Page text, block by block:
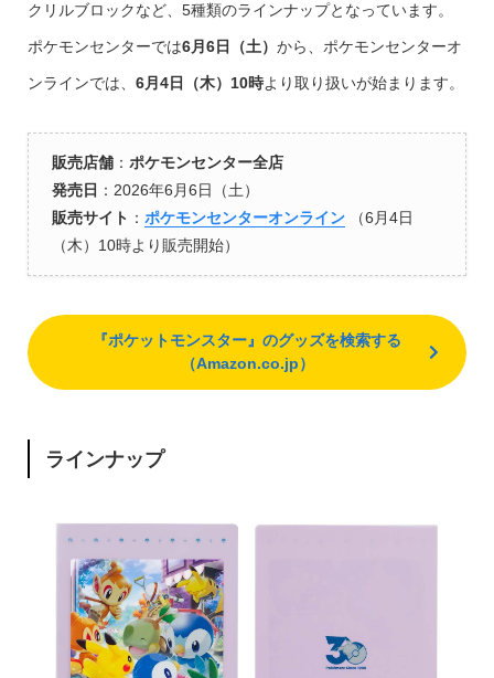
クリルブロックなど、5種類のラインナップとなっています。
ポケモンセンターでは6月6日（土） から、ポケモンセンターオ
ンラインでは、 6月4日（木）10時より取り扱いが始まります。
販売店舗： ポケモンセンター全店
発売日 ：2026年6月6日（土）
販売サイト ： ポケモンセンターオンライン
（6月4日
（木）10時より販売開始）
『ポケットモンスター』のグッズを検索する
（Amazon.co.jp）
ラインナップ